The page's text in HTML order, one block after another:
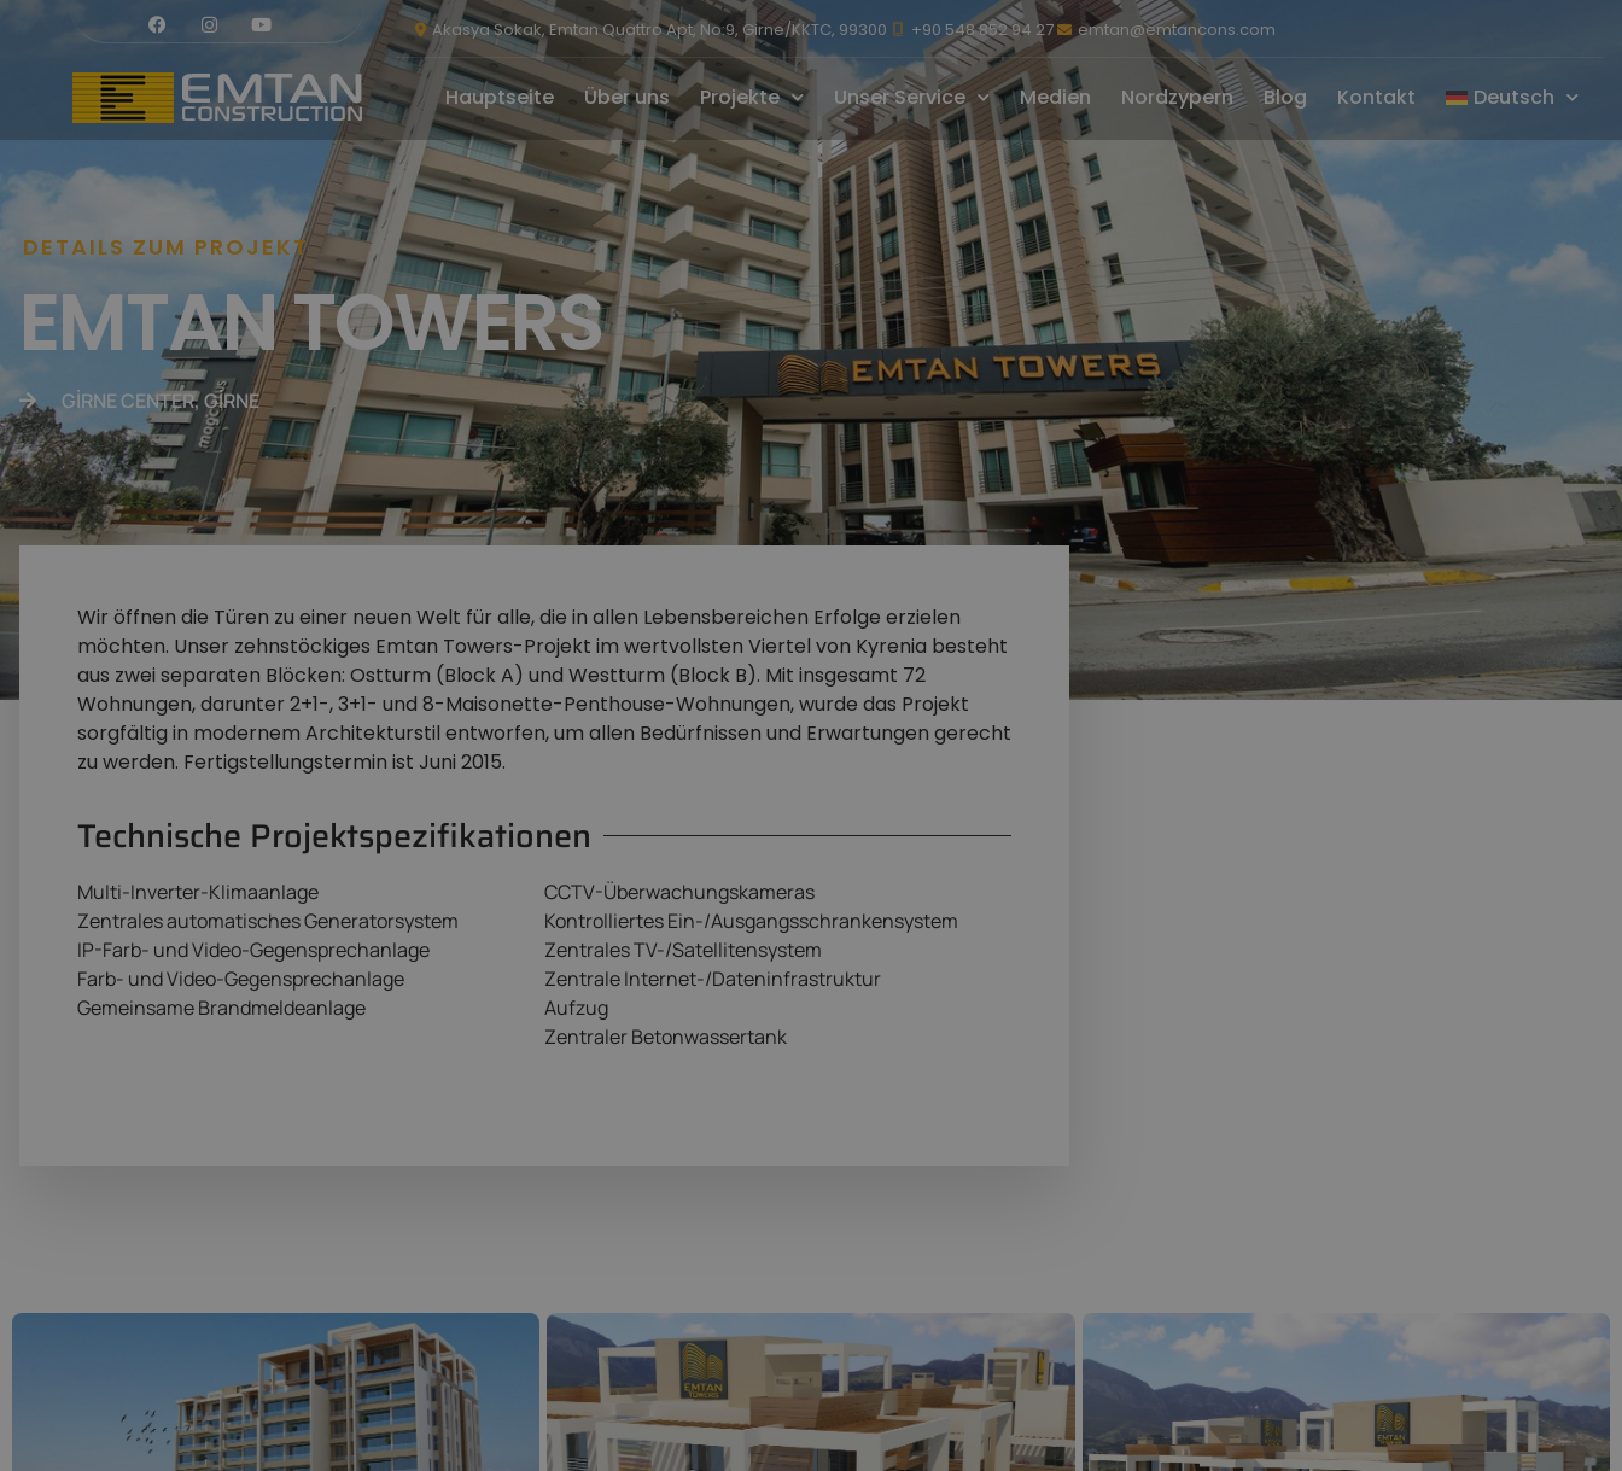
Akasya Sokak, Emtan Quattro Apt, No:9, Girne/KKTC, 99300 +90 548 852 94 27 emtan@emtancons.com
Hauptseite Über uns Projekte Unser Service Medien Nordzypern Blog Kontakt Deutsch
DETAILS ZUM PROJEKT
EMTAN TOWERS
GİRNE CENTER, GİRNE
Wir öffnen die Türen zu einer neuen Welt für alle, die in allen Lebensbereichen Erfolge erzielen
möchten. Unser zehnstöckiges Emtan Towers-Projekt im wertvollsten Viertel von Kyrenia besteht
aus zwei separaten Blöcken: Ostturm (Block A) und Westturm (Block B). Mit insgesamt 72
Wohnungen, darunter 2+1-, 3+1- und 8-Maisonette-Penthouse-Wohnungen, wurde das Projekt
sorgfältig in modernem Architekturstil entworfen, um allen Bedürfnissen und Erwartungen gerecht
zu werden. Fertigstellungstermin ist Juni 2015.
Technische Projektspezifikationen
Multi-Inverter-Klimaanlage
Zentrales automatisches Generatorsystem
IP-Farb- und Video-Gegensprechanlage
Farb- und Video-Gegensprechanlage
Gemeinsame Brandmeldeanlage
CCTV-Überwachungskameras
Kontrolliertes Ein-/Ausgangsschrankensystem
Zentrales TV-/Satellitensystem
Zentrale Internet-/Dateninfrastruktur
Aufzug
Zentraler Betonwassertank